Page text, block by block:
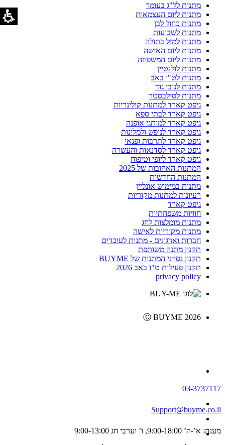
מתנות לל"ג בעומר
מתנות ליום העצמאות
מתנות כחול לבן
מתנות לשבועות
מתנות למזל בתולה
מתנות ליום האישה
מתנות ליום המשפחה
מתנות לולנטיין
מתנות לט"ו באב
מתנות לנובי גוד
מתנות לסילבסטר
גיפט קארד למתנות קולינריות
גיפט קארד לבתי ספא
גיפט קארד למותגי אופנה
גיפט קארד לנופש ולמלונות
גיפט קארד לתרבות ופנאי
גיפט קארד לסדנאות והעשרה
גיפט קארד ליופי וטיפוח
המתנות האהובות של 2025
המתנות החדשות
מתנות במימוש אונליין
רעיונות למתנות מקוריות
גיפט קארד
חוויות משפחתיות
מתנות מומלצות לחג
מתנות מקוריות לאישה
חברות וארגונים - מתנות לעובדים
תקנון מתנה משותפת
תקנון נסייני המתנות של BUYME
תקנון פעילות ט"ו באב 2026
privacy policy
Ⓒ BUYME 2026
03-3737117
Support@buyme.co.il
מענה: א’-ה’ 9:00-18:00, ו’ וערבי חג 9:00-13:00